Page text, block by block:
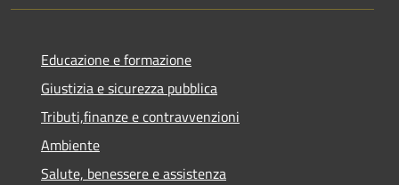
Educazione e formazione
Giustizia e sicurezza pubblica
Tributi,finanze e contravvenzioni
Ambiente
Salute, benessere e assistenza